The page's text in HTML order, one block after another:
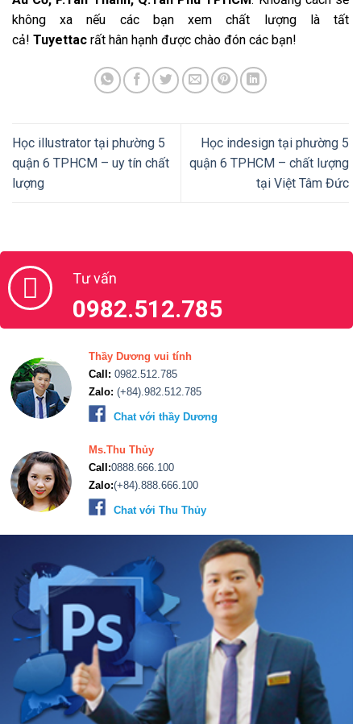
không xa nếu các bạn xem chất lượng là tất
cả! Tuyettac rất hân hạnh được chào đón các bạn!
Học illustrator tại phường 5
quận 6 TPHCM – uy tín chất
lượng
Học indesign tại phường 5
quận 6 TPHCM – chất lượng
tại Việt Tâm Đức
Tư vấn
0982.512.785
Thầy Dương vui tính
Call: 0982.512.785
Zalo: (+84).982.512.785
Chat với thầy Dương
Ms.Thu Thủy
Call:0888.666.100
Zalo:(+84).888.666.100
Chat với Thu Thủy